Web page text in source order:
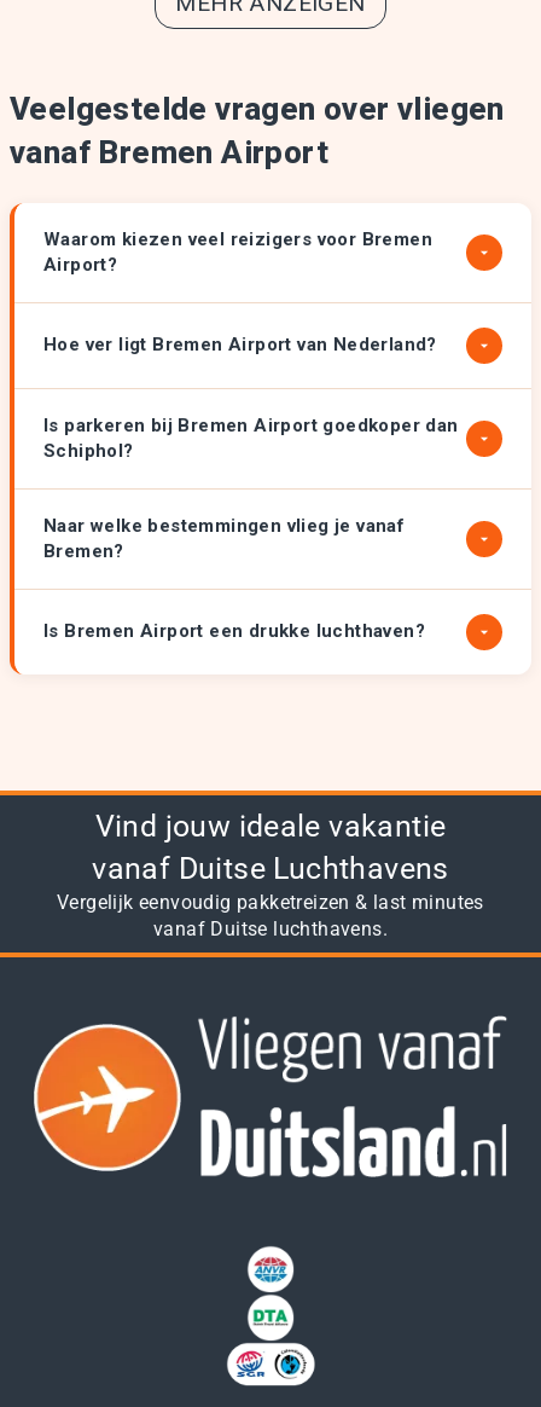
Veelgestelde vragen over vliegen
vanaf Bremen Airport
Waarom kiezen veel reizigers voor Bremen
Airport?
Hoe ver ligt Bremen Airport van Nederland?
Is parkeren bij Bremen Airport goedkoper dan
Schiphol?
Naar welke bestemmingen vlieg je vanaf
Bremen?
Is Bremen Airport een drukke luchthaven?
Vind jouw ideale vakantie
vanaf Duitse Luchthavens
Vergelijk eenvoudig pakketreizen & last minutes
vanaf Duitse luchthavens.